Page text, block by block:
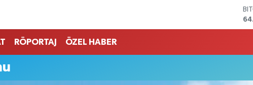
RÖPORTAJ ÖZEL HABER